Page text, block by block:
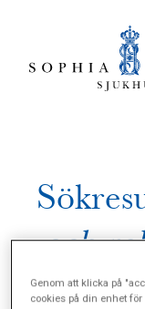
och
Genom att klicka på
cookies på din enhet